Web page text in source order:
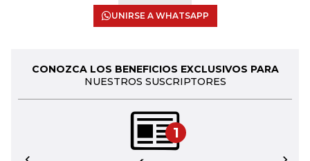
UNIRSE A WHATSAPP
CONOZCA LOS BENEFICIOS EXCLUSIVOS PARA
NUESTROS SUSCRIPTORES
1